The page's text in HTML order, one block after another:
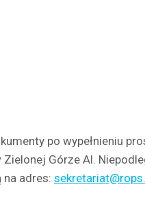
po wypełnieniu
Zielonej Górze Al.
adres: